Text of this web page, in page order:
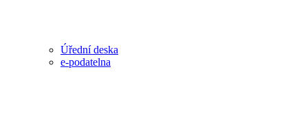
Úřední deska
e-podatelna